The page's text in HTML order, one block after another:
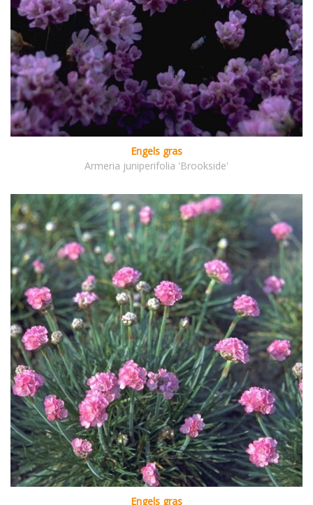
Engels gras
Armeria juniperifolia 'Brookside'
Engels gras